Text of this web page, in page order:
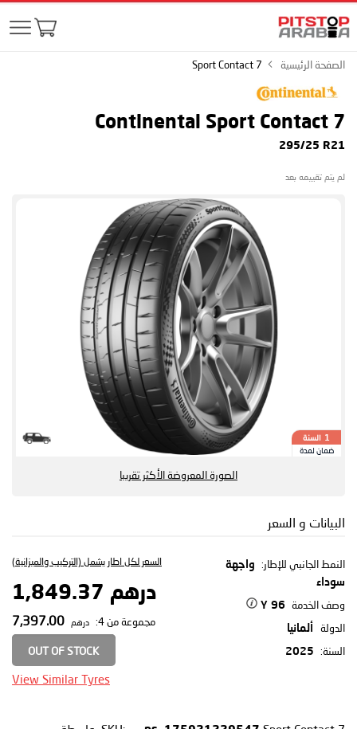
الصفحة الرئيسية Sport Contact 7
Continental Sport Contact 7
295/25 R21
لم يتم تقييمه بعد
1 السنة
ضمان لمدة
الصورة المعروضة الأكثر تقريبا
البيانات و السعر
النمط الجانبي للإطار:
واجهة
سوداء
وصف الخدمة 96 Y
الدولة ألمانيا
السنة: 2025
السعر لكل اطار يشمل (التركيب والميزانية)
درهم 1,849.37
مجموعة من 4: درهم
OUT OF STOCK
View Similar Tyres